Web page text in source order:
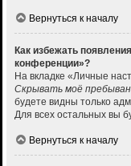
Вернуться к началу
Как избежать
конференции»?
На вкладке «Личные
Скрывать моё
будете видны только
Для всех остальных вы
Вернуться к началу